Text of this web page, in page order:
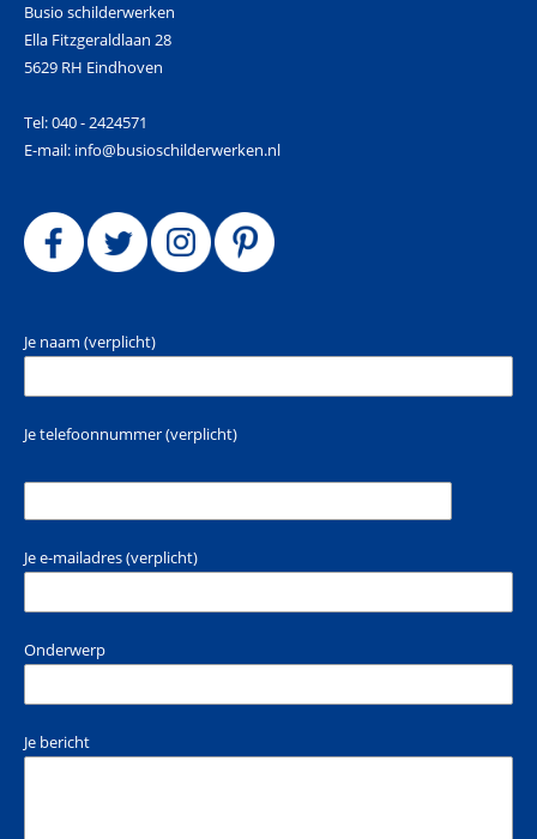
Busio schilderwerken
Ella Fitzgeraldlaan 28
5629 RH Eindhoven
Tel: 040 - 2424571
E-mail: info@busioschilderwerken.nl
Je naam (verplicht)
Je telefoonnummer (verplicht)
Je e-mailadres (verplicht)
Onderwerp
Je bericht